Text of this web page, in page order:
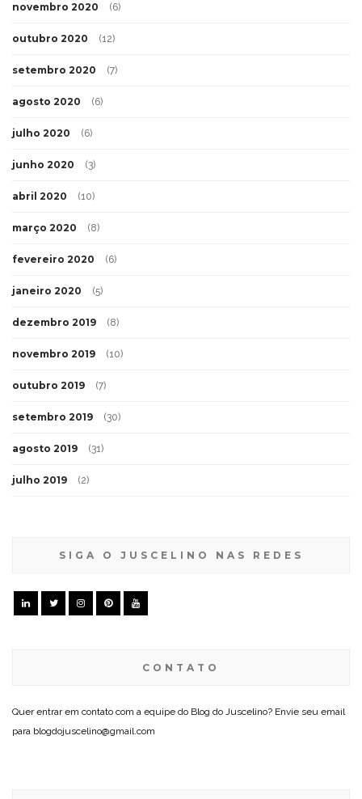
novembro 2020 (6)
outubro 2020 (12)
setembro 2020 (7)
agosto 2020 (6)
julho 2020 (6)
junho 2020 (3)
abril 2020 (10)
março 2020 (8)
fevereiro 2020 (6)
janeiro 2020 (5)
dezembro 2019 (8)
novembro 2019 (10)
outubro 2019 (7)
setembro 2019 (30)
agosto 2019 (31)
julho 2019 (2)
SIGA O JUSCELINO NAS REDES
CONTATO
Quer entrar em contato com a equipe do Blog do Juscelino? Envie seu email
para blogdojuscelino@gmail.com